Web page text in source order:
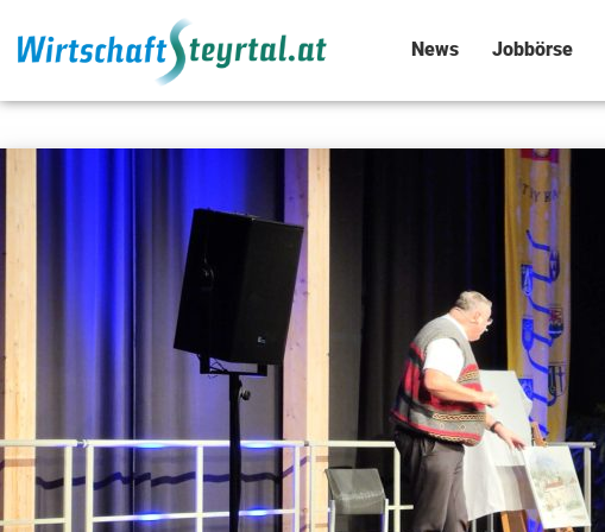
News Jobbörse